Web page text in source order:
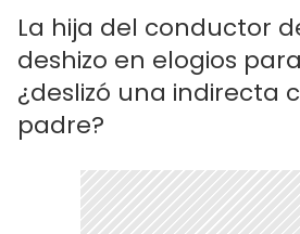
La hija del conductor
deshizo en elogios
¿deslizó una indirecta
padre?